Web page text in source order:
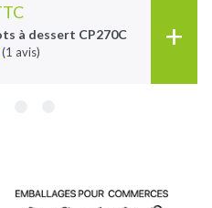
à dessert CP270C
(1 avis) +